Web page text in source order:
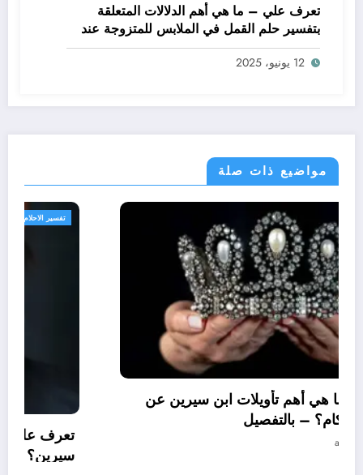
تعرف علي – ما هي أهم الدلالات المتعلقة
بتفسير حلم القمل في الملابس للمتزوجة عند
ابن سيرين؟ – بالتفصيل
12 يونيو، 2025
مواضيع ذات صلة
تفسير الاحلام والرؤى
تعرف علي – ما هي أهم تأويلات ابن سيرين عن
تفسير حلم الحكام؟ – بالتفصيل
27 مايو، 2025